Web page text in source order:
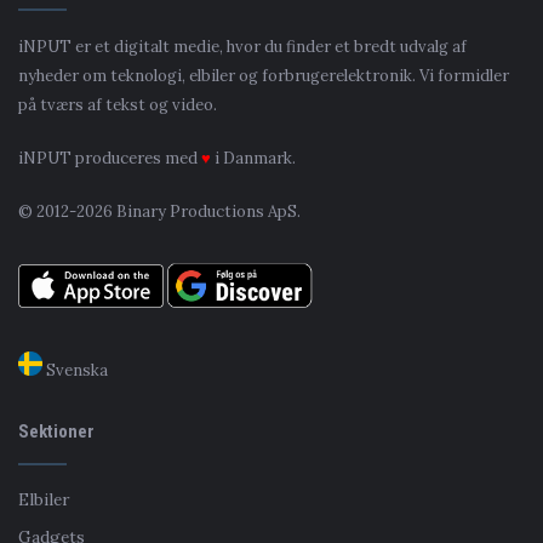
iNPUT er et digitalt medie, hvor du finder et bredt udvalg af
nyheder om teknologi, elbiler og forbrugerelektronik. Vi formidler
på tværs af tekst og video.
iNPUT produceres med♥ i Danmark.
© 2012-2026 Binary Productions ApS.
Svenska
Sektioner
Elbiler
Gadgets